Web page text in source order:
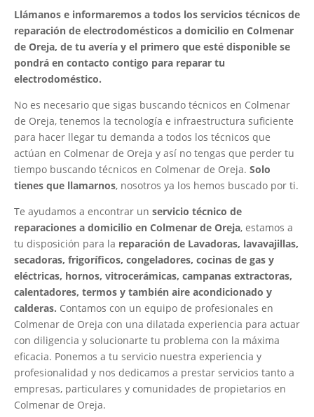
Llámanos e informaremos a todos los servicios técnicos de
reparación de electrodomésticos a domicilio en Colmenar
de Oreja, de tu avería y el primero que esté disponible se
pondrá en contacto contigo para reparar tu
electrodoméstico.
No es necesario que sigas buscando técnicos en Colmenar
de Oreja, tenemos la tecnología e infraestructura suficiente
para hacer llegar tu demanda a todos los técnicos que
actúan en Colmenar de Oreja y así no tengas que perder tu
tiempo buscando técnicos en Colmenar de Oreja. Solo
tienes que llamarnos, nosotros ya los hemos buscado por ti.
Te ayudamos a encontrar un servicio técnico de
reparaciones a domicilio en Colmenar de Oreja, estamos a
tu disposición para la reparación de Lavadoras, lavavajillas,
secadoras, frigoríficos, congeladores, cocinas de gas y
eléctricas, hornos, vitrocerámicas, campanas extractoras,
calentadores, termos y también aire acondicionado y
calderas. Contamos con un equipo de profesionales en
Colmenar de Oreja con una dilatada experiencia para actuar
con diligencia y solucionarte tu problema con la máxima
eficacia. Ponemos a tu servicio nuestra experiencia y
profesionalidad y nos dedicamos a prestar servicios tanto a
empresas, particulares y comunidades de propietarios en
Colmenar de Oreja.